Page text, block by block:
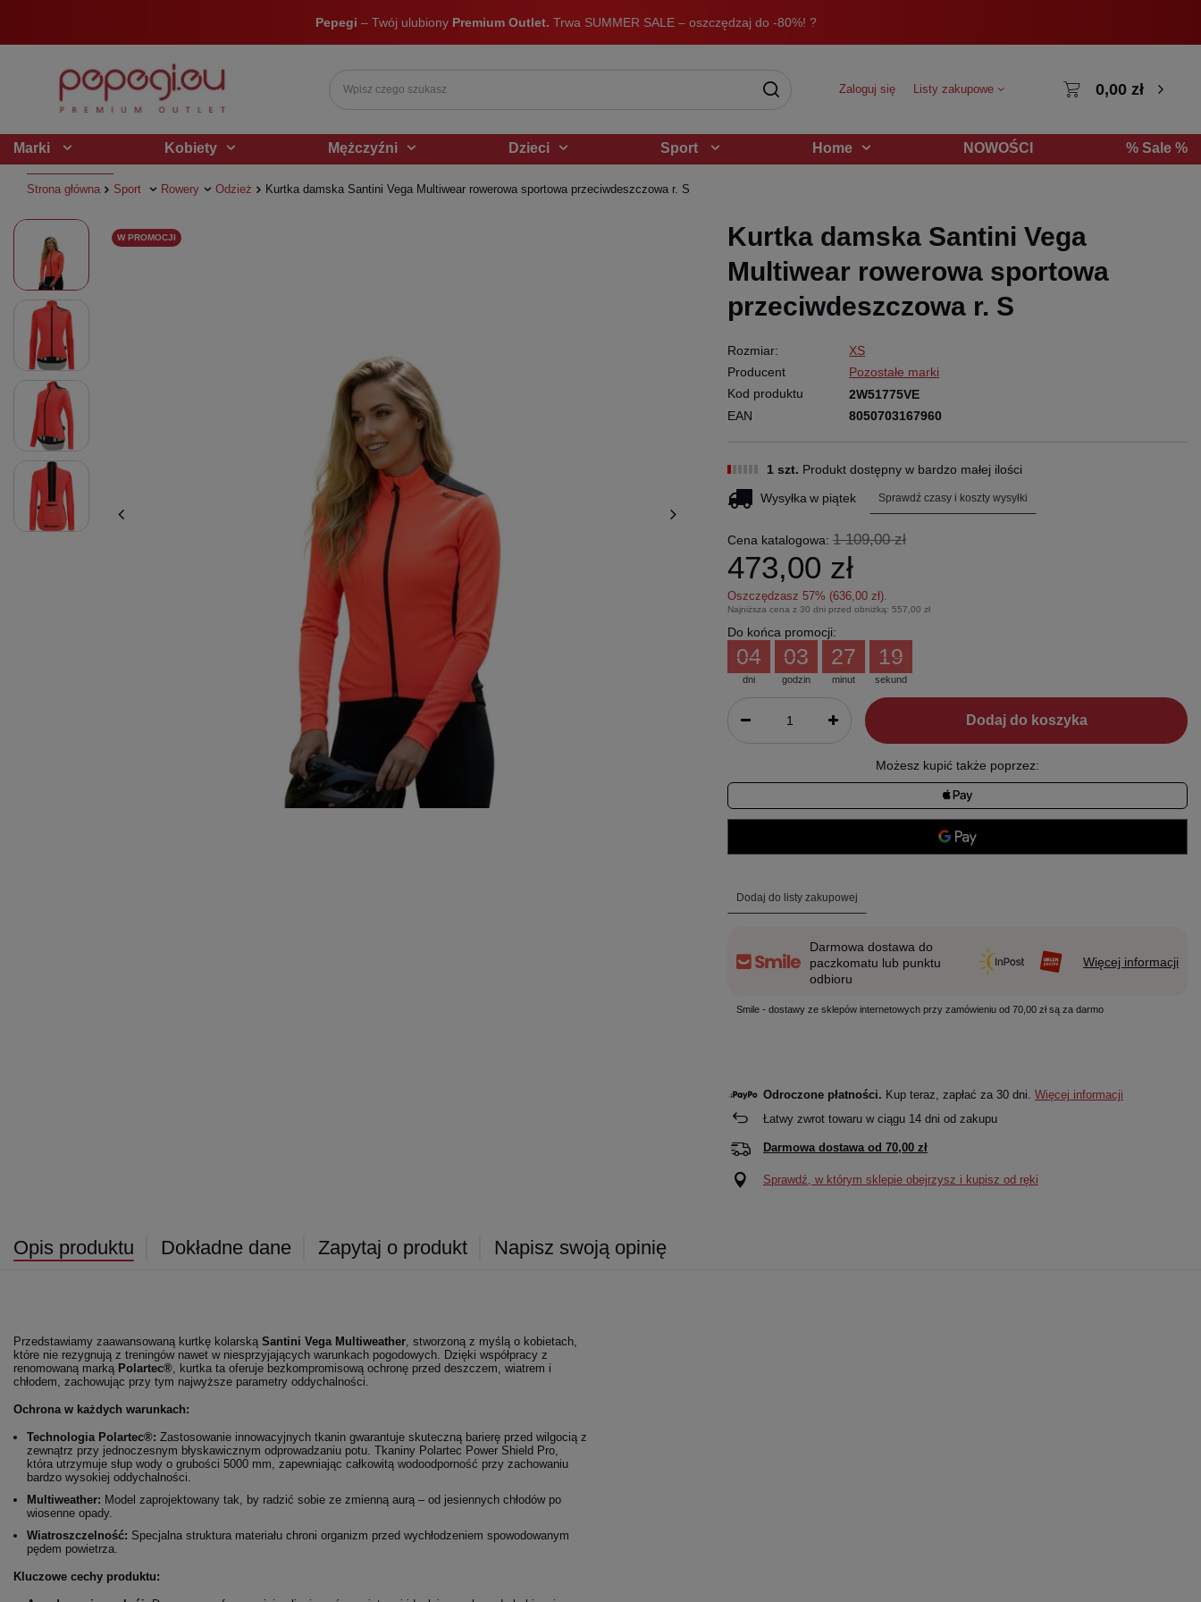
Pepegi – Twój ulubiony Premium Outlet. Trwa SUMMER SALE – oszczędzaj do -80%! ?
Zaloguj się Listy zakupowe 0,00 zł
Marki Kobiety Mężczyźni Dzieci Sport Home NOWOŚCI % Sale %
Strona główna Sport Rowery Odzież Kurtka damska Santini Vega Multiwear rowerowa sportowa przeciwdeszczowa r. S
W PROMOCJI
Kurtka damska Santini Vega
Multiwear rowerowa sportowa
przeciwdeszczowa r. S
Rozmiar:
XS
Producent
Pozostałe marki
Kod produktu
2W51775VE
EAN
8050703167960
1 szt. Produkt dostępny w bardzo małej ilości
Wysyłkaw piątek Sprawdź czasy i koszty wysyłki
Cena katalogowa: 1 109,00 zł
473,00 zł
Oszczędzasz 57% (636,00 zł).
Najniższa cena z 30 dni przed obniżką: 557,00 zł
Do końca promocji:
dni
04
godzin
03
minut
27
sekund
18
Dodaj do koszyka
Możesz kupić także poprzez:
Dodaj do listy zakupowej
Darmowa dostawa do
paczkomatu lub punktu
odbioru
Więcej informacji
Smile - dostawy ze sklepów internetowych przy zamówieniu od 70,00 zł są za darmo
Odroczone płatności. Kup teraz, zapłać za 30 dni. Więcej informacji
Łatwy zwrot towaru w ciągu 14dni od zakupu
Darmowa dostawa od 70,00 zł
Sprawdź, w którym sklepie obejrzysz i kupisz od ręki
Opis produktu Dokładne dane Zapytaj o produkt Napisz swoją opinię
Przedstawiamy zaawansowaną kurtkę kolarską Santini Vega Multiweather , stworzoną z myślą o kobietach,
które nie rezygnują z treningów nawet w niesprzyjających warunkach pogodowych. Dzięki współpracy z
renomowaną marką Polartec® , kurtka ta oferuje bezkompromisową ochronę przed deszczem, wiatrem i
chłodem, zachowując przy tym najwyższe parametry oddychalności.
Ochrona w każdych warunkach:
Technologia Polartec®: Zastosowanie innowacyjnych tkanin gwarantuje skuteczną barierę przed wilgocią z
zewnątrz przy jednoczesnym błyskawicznym odprowadzaniu potu. Tkaniny Polartec Power Shield Pro,
która utrzymuje słup wody o grubości 5000 mm, zapewniając całkowitą wodoodporność przy zachowaniu
bardzo wysokiej oddychalności.
Multiweather: Model zaprojektowany tak, by radzić sobie ze zmienną aurą – od jesiennych chłodów po
wiosenne opady.
Wiatroszczelność: Specjalna struktura materiału chroni organizm przed wychłodzeniem spowodowanym
pędem powietrza.
Kluczowe cechy produktu: